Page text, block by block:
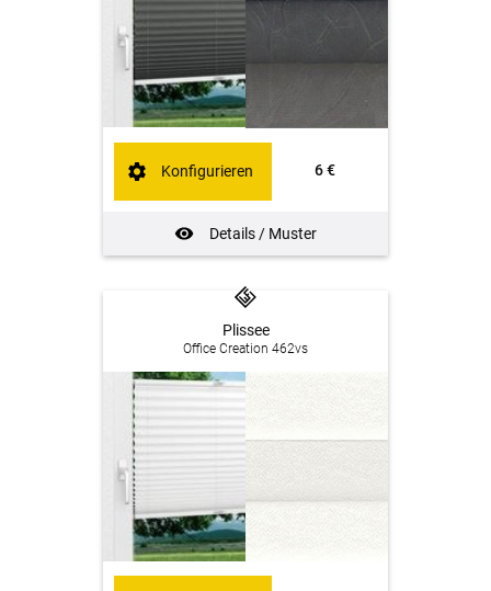
6 €
Details / Muster
Konfigurieren
Plissee
Office Creation 462vs